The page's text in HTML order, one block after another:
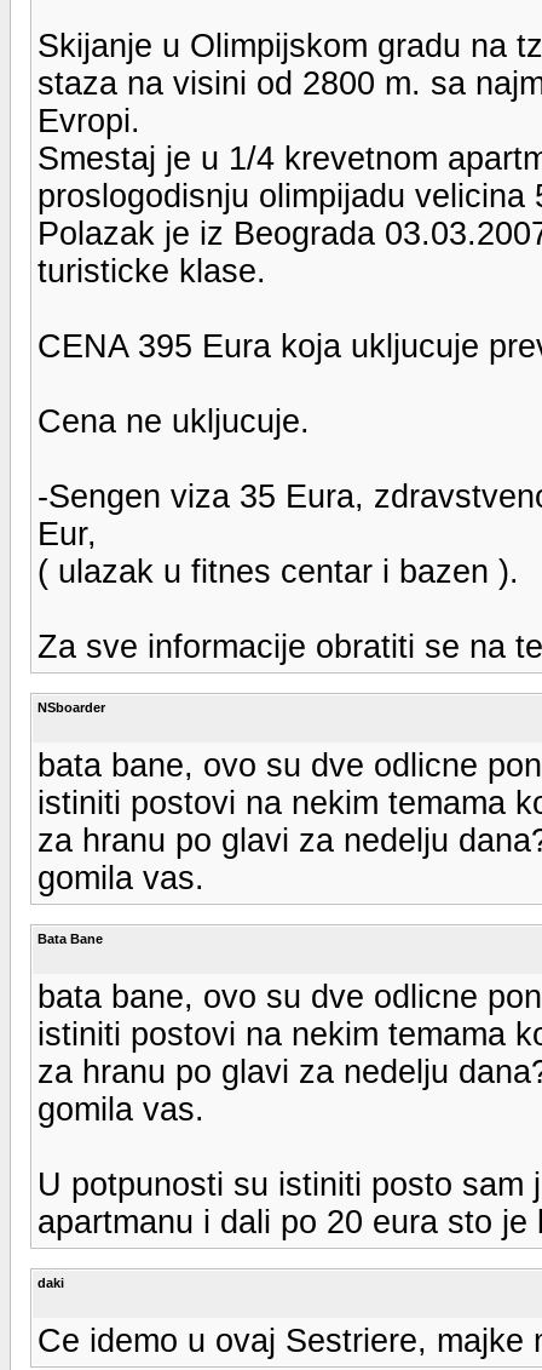
Skijanje u Olimpijskom gradu na
staza na visini od 2800 m. sa
Evropi.
Smestaj je u 1/4 krevetnom
proslogodisnju olimpijadu velicina
Polazak je iz Beograda
turisticke klase.
CENA 395 Eura koja ukljucuje
Cena ne ukljucuje.
-Sengen viza 35 Eura,
Eur,
( ulazak u fitnes centar i bazen ).
Za sve informacije obratiti se na
NSboarder
bata bane, ovo su dve odlicne
istiniti postovi na nekim temama
za hranu po glavi za nedelju
gomila vas.
Bata Bane
bata bane, ovo su dve odlicne
istiniti postovi na nekim temama
za hranu po glavi za nedelju
gomila vas.
U potpunosti su istiniti posto sam
apartmanu i dali po 20 eura sto
daki
Ce idemo u ovaj Sestriere, majke